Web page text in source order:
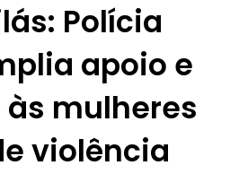
Polícia
apoio e
mulheres
violência